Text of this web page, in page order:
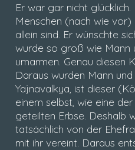
Er war gar nicht glücklich.
Menschen (nach wie vor)
allein sind. Er wünschte
wurde so groß wie Mann
umarmen. Genau diesen
Daraus wurden Mann
Yajnavalkya, ist dieser
einem selbst, wie eine
geteilten Erbse. Deshalb
tatsächlich von der
mit ihr vereint. Daraus